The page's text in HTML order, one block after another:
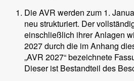
Die AVR werden zum 1.
neu strukturiert. Der
einschließlich ihrer Anlagen
2027 durch die im Anhang
„AVR 2027“ bezeichnete
Dieser ist Bestandteil des